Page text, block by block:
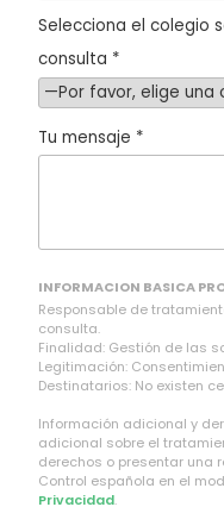
Selecciona el colegio
consulta *
Tu mensaje *
INFORMACION BASICA
Responsable de
consulta.
Finalidad: Gestión de las
Legitimación:
Destinatarios: No existen
Información adicional y
adicional sobre el
derechos o presentar una
Control española en el
Privacidad.